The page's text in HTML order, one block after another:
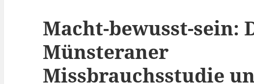
Macht-bewusst-sein:
Münsteraner
Missbrauchsstudie